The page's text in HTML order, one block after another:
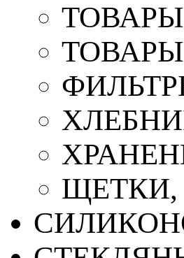
ЩЕТКИ,